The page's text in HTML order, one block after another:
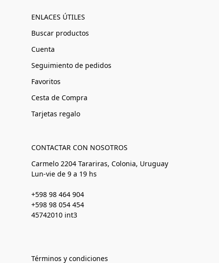
ENLACES ÚTILES
Buscar productos
Cuenta
Seguimiento de pedidos
Favoritos
Cesta de Compra
Tarjetas regalo
CONTACTAR CON NOSOTROS
Carmelo 2204 Tarariras, Colonia, Uruguay
Lun-vie de 9 a 19 hs
+598 98 464 904
+598 98 054 454
45742010 int3
Términos y condiciones